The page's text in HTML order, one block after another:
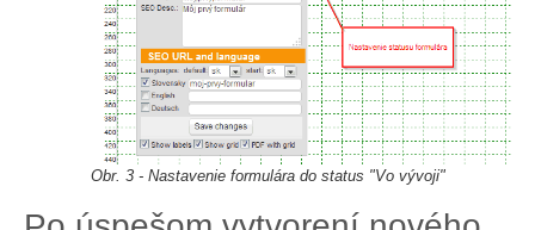
Obr. 3 - Nastavenie formulára do status "Vo vývoji"